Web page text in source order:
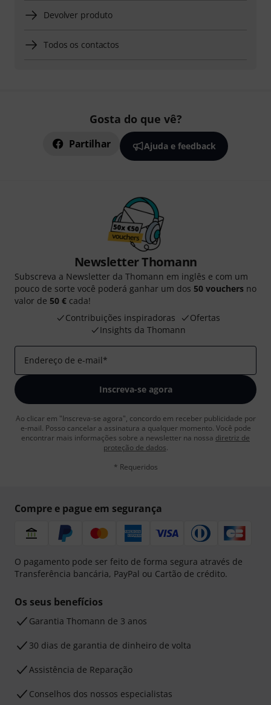
Devolver produto
Todos os contactos
Gosta do que vê?
Partilhar Ajuda e feedback
Newsletter Thomann
Subscreva a Newsletter da Thomann em inglês e com um
pouco de sorte você poderá ganhar um dos 50 vouchers no
valor de 50 € cada!
Contribuições inspiradoras
Ofertas
Insights da Thomann
Endereço de e-mail*
Inscreva-se agora
Ao clicar em "Inscreva-se agora", concordo em receber publicidade por
e-mail. Posso cancelar a assinatura a qualquer momento. Você pode
encontrar mais informações sobre a newsletter na nossa diretriz de
proteção de dados.
* Requeridos
Compre e pague em segurança
O pagamento pode ser feito de forma segura através de
Transferência bancária, PayPal ou Cartão de crédito.
Os seus benefícios
Garantia Thomann de 3 anos
30 dias de garantia de dinheiro de volta
Assistência de Reparação
Conselhos dos nossos especialistas